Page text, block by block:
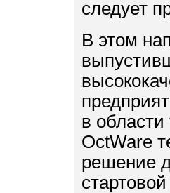
следует
В этом
в
OctWare
решение